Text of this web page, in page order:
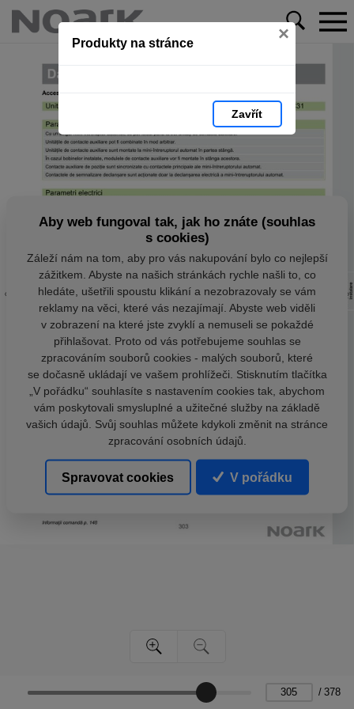
Produkty na stránce ×
Zavřít
/ 378
Aby web fungoval tak, jak ho znáte (souhlas
s cookies)
Záleží nám na tom, aby pro vás nakupování bylo co nejlepší
zážitkem. Abyste na našich stránkách rychle našli to, co
hledáte, ušetřili spoustu klikání a nezobrazovaly se vám
reklamy na věci, které vás nezajímají. Abyste web viděli
v zobrazení na které jste zvyklí a nemuseli se pokaždé
přihlašovat. Proto od vás potřebujeme souhlas se
zpracováním souborů cookies - malých souborů, které
se dočasně ukládají ve vašem prohlížeči. Stisknutím tlačítka
„V pořádku“ souhlasíte s nastavením cookies tak, abychom
vám poskytovali smysluplné a užitečné služby na základě
vašich údajů. Svůj souhlas můžete kdykoli změnit na stránce
zpracování osobních údajů.
Spravovat cookies V pořádku